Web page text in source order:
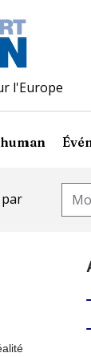
l'Europe